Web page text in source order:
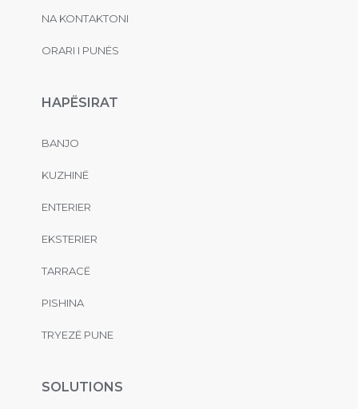
NA KONTAKTONI
ORARI I PUNËS
HAPËSIRAT
BANJO
KUZHINË
ENTERIER
EKSTERIER
TARRACË
PISHINA
TRYEZË PUNE
SOLUTIONS